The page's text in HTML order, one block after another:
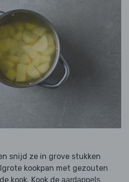
snijd ze in grove stukken
kookpan met gezouten
kook. Kook de aardappels